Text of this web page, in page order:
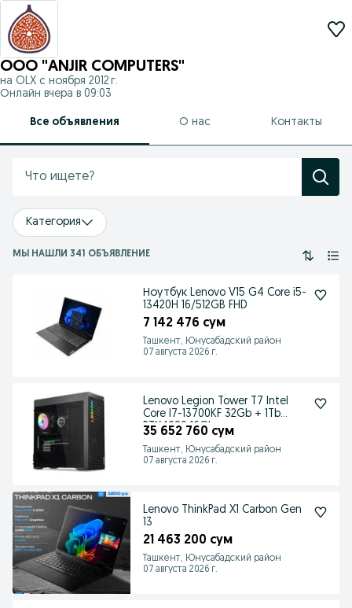
OOO "ANJIR COMPUTERS"
на OLX с ноября 2012 г.
Онлайн вчера в 09:03
Все объявления О нас Контакты
Категория
МЫ НАШЛИ 341 ОБЪЯВЛЕНИЕ
Ноутбук Lenovo V15 G4 Core i5-
13420H 16/512GB FHD
7 142 476 сум
Ташкент, Юнусабадский район
07 августа 2026 г.
Lenovo Legion Tower T7 Intel
Core I7-13700KF 32Gb + 1Tb
RTX4080 16Gb
35 652 760 сум
Ташкент, Юнусабадский район
07 августа 2026 г.
Lenovo ThinkPad X1 Carbon Gen
13
21 463 200 сум
Ташкент, Юнусабадский район
07 августа 2026 г.